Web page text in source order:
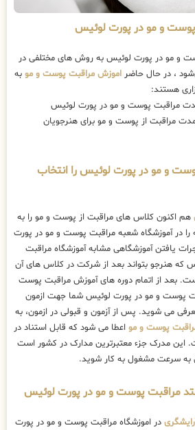
و مو در پورت لوئیس
و مو در پورت لوئیس به روش های مختلفی در
، در حال حاضر اموزش مراقبت پوست و مو به
هستند:
مراقبت از پوست و مو برای هنرجویان
و مو در پورت لوئیس را انتخاب
هم اکنون کلاس های مراقبت از پوست و مو را به
در آموزشگاه شعبه مراقبت پوست و مو در پورت
یافتن آموزشگاهی مشابه آموزشگاه مراقبت
که هنرجو بتواند بعد از شرکت در کلاس های آن
است. بعد از اتمام دوره های آموزش مراقبت پوست
پوست و مو در پورت لوئیس شما جهت ازمون
می شوید. پس از آزمون و قبولی در ازمون، به
پوست و مو اعطا می شود که قابل استناد در
این مدرک جزء معتبرترین مدارک در کشور است
به سرعت مشغول به کار شوید.
مراقبت پوست و مو در پورت لوئیس
در اموزشگاه مراقبت پوست و مو در پورت